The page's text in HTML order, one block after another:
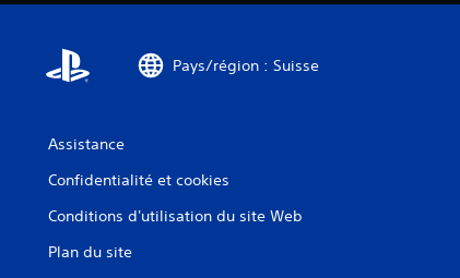
Pays/région : Suisse
Assistance
Confidentialité et cookies
Conditions d'utilisation du site Web
Plan du site